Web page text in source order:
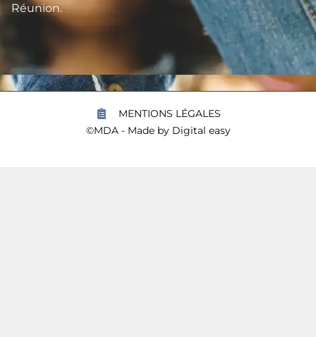
Réunion.
©MDA - Made by Digital easy
MENTIONS LÉGALES